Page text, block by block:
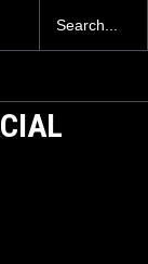
un piloto para
cuesta 2.9
dólares